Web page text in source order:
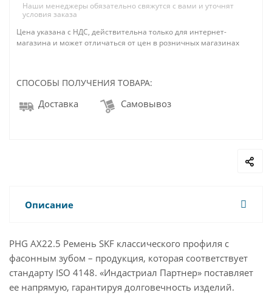
Наши менеджеры обязательно свяжутся с вами и уточнят
условия заказа
Цена указана с НДС, действительна только для интернет-
магазина и может отличаться от цен в розничных магазинах
СПОСОБЫ ПОЛУЧЕНИЯ ТОВАРА:
Доставка Самовывоз
Описание
PHG AX22.5 Ремень SKF классического профиля с
фасонным зубом – продукция, которая соответствует
стандарту ISO 4148. «Индастриал Партнер» поставляет
ее напрямую, гарантируя долговечность изделий.